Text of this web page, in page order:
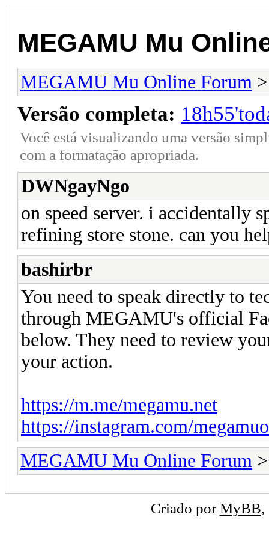
MEGAMU Mu
MEGAMU Mu Online Forum
Versão completa:
Você está visualizando uma versão
com a formatação apropriada.
DWNgayNgo
on speed server. i accidentally
refining store stone. can you
bashirbr
You need to speak directly to
through MEGAMU's official
below. They need to review
your action.
https://m.me/megamu.net
https://instagram.com/
MEGAMU Mu Online Forum
Criado porMyBB,